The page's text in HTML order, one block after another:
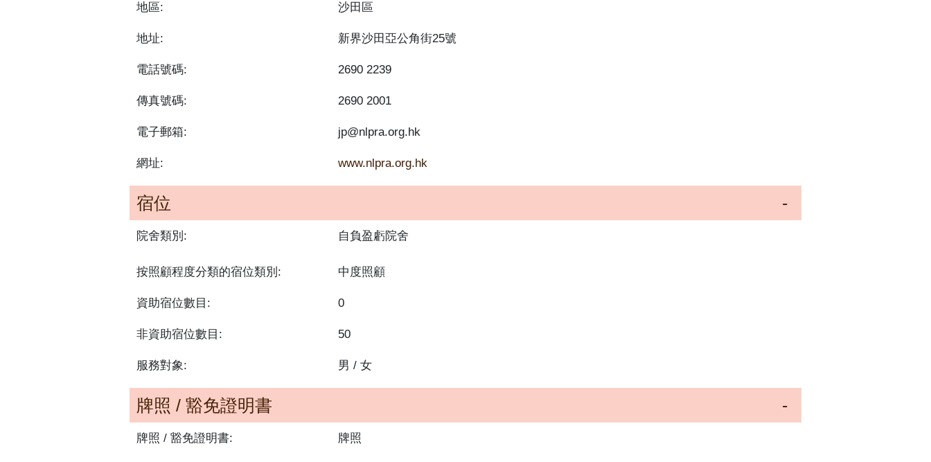
地區: 沙田區
地址: 新界沙田亞公角街25號
電話號碼: 2690 2239
傳真號碼: 2690 2001
電子郵箱: jp@nlpra.org.hk
網址: www.nlpra.org.hk
宿位
院舍類別: 自負盈虧院舍
按照顧程度分類的宿位類別: 中度照顧
資助宿位數目: 0
非資助宿位數目: 50
服務對象: 男 / 女
牌照 / 豁免證明書
牌照 / 豁免證明書: 牌照